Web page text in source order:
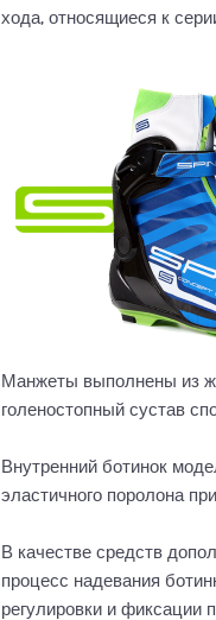
хода, относящиеся к
Манжеты выполнены из
голеностопный сустав
Внутренний ботинок
эластичного поролона
В качестве средств
процесс надевания
регулировки и